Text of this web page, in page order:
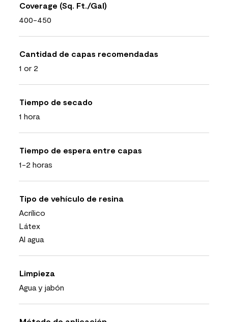
Coverage (Sq. Ft./Gal)
400-450
Cantidad de capas recomendadas
1 or 2
Tiempo de secado
1 hora
Tiempo de espera entre capas
1-2 horas
Tipo de vehículo de resina
Acrílico
Látex
Al agua
Limpieza
Agua y jabón